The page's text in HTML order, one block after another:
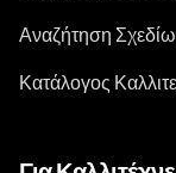
Αναζήτηση
Κατάλογος